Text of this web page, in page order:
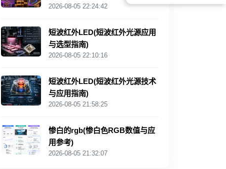
2026-08-05 22:24:42
短波红外LED(短波红外光源应用
与选型指南)
2026-08-05 22:10:16
短波红外LED(短波红外光源技术
与应用指南)
2026-08-05 21:58:25
惨白的rgb(惨白色RGB数值与应
用参考)
2026-08-05 21:32:07